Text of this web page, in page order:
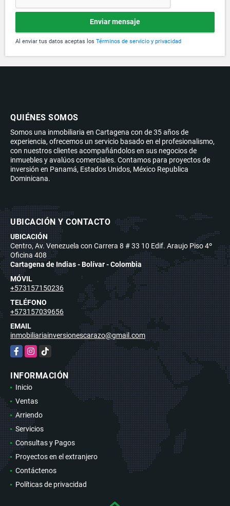
Enviar mensaje
Al enviar tus datos aceptas los Términos de servicio y privacidad
QUIÉNES SOMOS
Somos una inmobiliaria en Cartagena con de 35 años de
experiencia, ofrecemos un servicio basado en el profesionalismo,
con nuestros clientes acompañándolos en sus negocios de
inmuebles y avalúos comerciales. Contamos para proyectos de
inversión en Panamá, Estados Unidos, México Republica
Dominicana.
UBICACIÓN Y CONTACTO
UBICACIÓN
Centro, Av. Venezuela con Carrera 8 # 33 10 Edif. Araujo Piso 4º
Oficina 408
Cartagena de Indias - Bolívar - Colombia
MÓVIL
+573157150236
TELÉFONO
+573157039656
EMAIL
inmobiliariainversionescarazo@gmail.com
FacebookInstagram
TikTok
INFORMACIÓN
Inicio
Ventas
Arriendo
Servicios
Consultas y Pagos
Proyectos en el extranjero
Contáctenos
Políticas de privacidad